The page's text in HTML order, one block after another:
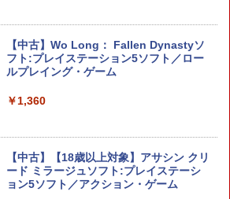
る〜 Nintendo Switch 2 Edition 東日本
編＋西日本編 【Switch2】 NXS-P-A8K
RD
￥7,890
コーエーテクモゲームス 【Switch2】ゼ
ルダ無双 封印戦記 通常版 [BEE-P-AA
GAA NSW2 ゼルダムソウ フウインセン
【中古】Wo Long： Fallen Dynastyソ
フト:プレイステーション5ソフト／ロー
ルプレイング・ゲーム
￥1,360
【中古】【18歳以上対象】アサシン クリ
ード ミラージュソフト:プレイステーシ
ョン5ソフト／アクション・ゲーム